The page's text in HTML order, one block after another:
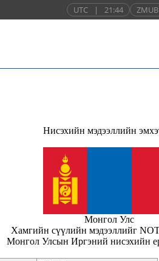
UTC | 21:44 ZMUB